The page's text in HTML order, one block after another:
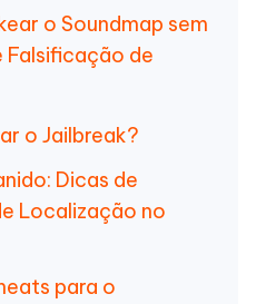
o Soundmap sem
Falsificação de
o Jailbreak?
Dicas de
Localização no
para o